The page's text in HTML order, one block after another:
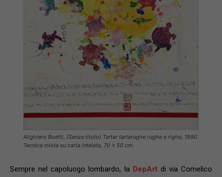
Alighiero Boetti, (Senza titolo) Tartar tartarughe rughe e righe, 1990.
Tecnica mista su carta intelata, 70 x 50 cm.
Sempre nel capoluogo lombardo, la DepArtdi via Comelico